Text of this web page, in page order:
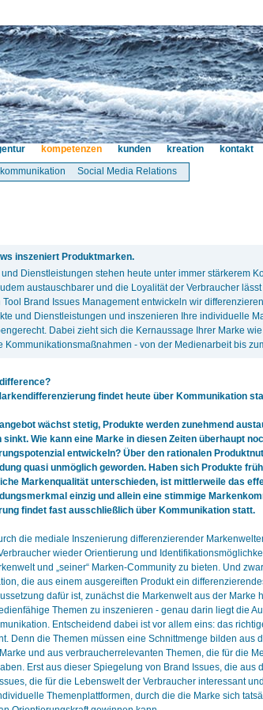
Social Media Relations
kompetenzen kunden kreation kontakt
inszeniert Produktmarken.
und Dienstleistungen stehen heute unter immer stärkerem
austauschbarer und die Loyalität der Verbraucher
Tool Brand Issues Management entwickeln wir
und Dienstleistungen und inszenieren Ihre individuelle
Dabei zieht sich die Kernaussage Ihrer Marke
Kommunikationsmaßnahmen - von der Medienarbeit bis
findet heute über Kommunikation
wächst stetig, Produkte werden zunehmend
sinkt. Wie kann eine Marke in diesen Zeiten überhaupt
entwickeln? Über den rationalen
quasi unmöglich geworden. Haben sich Produkte
Markenqualität unterschieden, ist mittlerweile das
einzig und allein eine stimmige
findet fast ausschließlich über Kommunikation statt.
die mediale Inszenierung differenzierender
wieder Orientierung und
und „seiner“ Marken-Community zu bieten. Und
die aus einem ausgereiften Produkt ein
dafür ist, zunächst die Markenwelt aus der Marke
Themen zu inszenieren - genau darin liegt die
Entscheidend dabei ist vor allem eins: das
Denn die Themen müssen eine Schnittmenge bilden aus
und aus verbraucherrelevanten Themen, die für die
Erst aus dieser Spiegelung von Brand Issues, die aus
die für die Lebenswelt der Verbraucher interessant
Themenplattformen, durch die die Marke sich